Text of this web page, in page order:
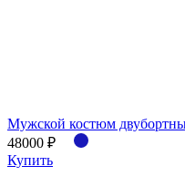
Мужской костюм
48000 ₽
Купить